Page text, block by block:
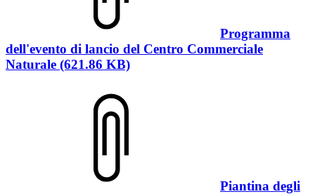
Programma
dell'evento di lancio del Centro Commerciale
Naturale (621.86 KB)
Piantina degli